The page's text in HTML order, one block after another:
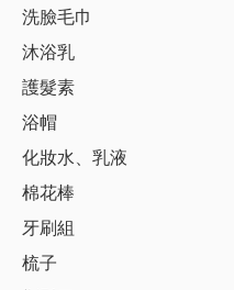
洗臉毛巾
沐浴乳
護髮素
浴帽
化妝水、乳液
棉花棒
牙刷組
梳子